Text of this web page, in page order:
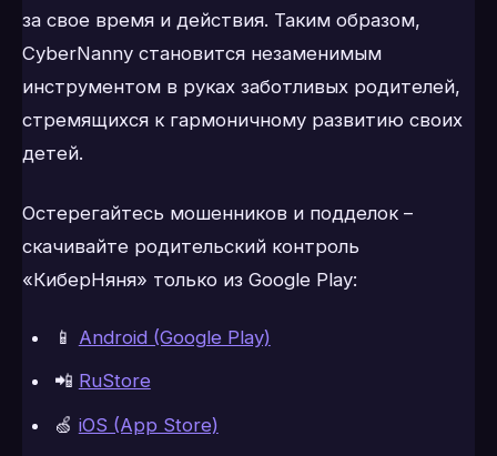
за свое время и действия. Таким образом,
CyberNanny становится незаменимым
инструментом в руках заботливых родителей,
стремящихся к гармоничному развитию своих
детей.
Остерегайтесь мошенников и подделок –
скачивайте родительский контроль
«КиберНяня» только из Google Play:
📱 Android (Google Play)
📲 RuStore
🍏 iOS (App Store)